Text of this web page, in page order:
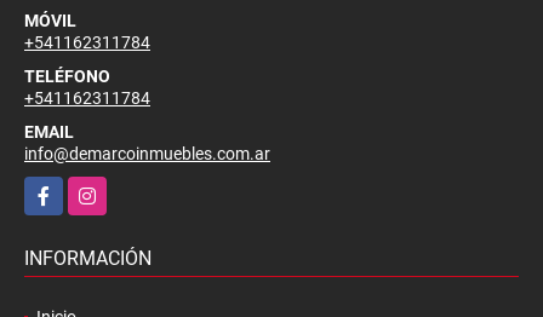
MÓVIL
+541162311784
TELÉFONO
+541162311784
EMAIL
info@demarcoinmuebles.com.ar
FacebookInstagram
INFORMACIÓN